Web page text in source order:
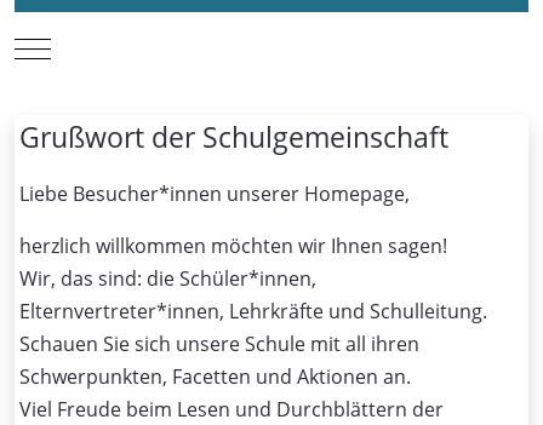
Mobile Menu Toggle
Grußwort der Schulgemeinschaft
Liebe Besucher*innen unserer Homepage,
herzlich willkommen möchten wir Ihnen sagen!
Wir, das sind: die Schüler*innen,
Elternvertreter*innen, Lehrkräfte und Schulleitung.
Schauen Sie sich unsere Schule mit all ihren
Schwerpunkten, Facetten und Aktionen an.
Viel Freude beim Lesen und Durchblättern der